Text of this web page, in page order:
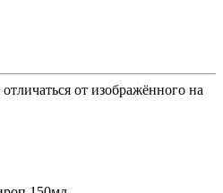
от изображённого на